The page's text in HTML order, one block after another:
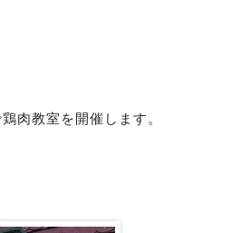
肉教室を開催します。